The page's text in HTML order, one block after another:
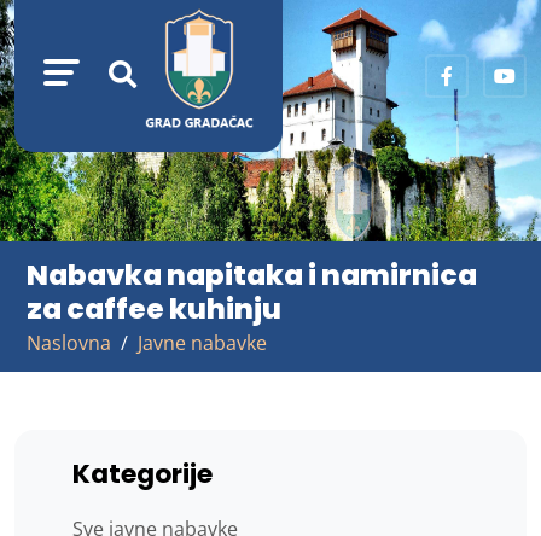
Nabavka napitaka i namirnica
za caffee kuhinju
Naslovna Javne nabavke
Kategorije
Sve javne nabavke